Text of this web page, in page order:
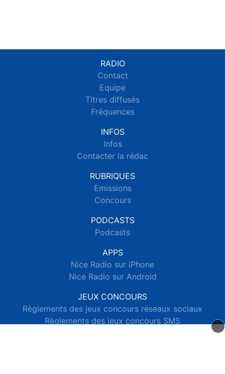
RADIO
Contact
Equipe
Titres diffusés
Fréquences
INFOS
Infos
Contacter la rédac
RUBRIQUES
Emissions
Concours
PODCASTS
Podcasts
APPS
Nice Radio sur iPhone
Nice Radio sur Android
JEUX CONCOURS
Règlements des jeux concours réseaux sociaux
Règlements des jeux concours SMS